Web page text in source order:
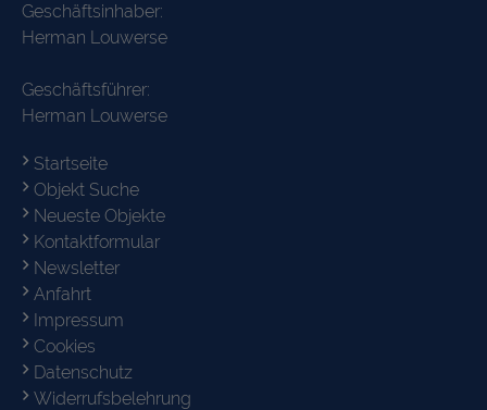
Geschäftsinhaber:
Herman Louwerse
Geschäftsführer:
Herman Louwerse
Startseite
Objekt Suche
Neueste Objekte
Kontaktformular
Newsletter
Anfahrt
Impressum
Cookies
Datenschutz
Widerrufsbelehrung